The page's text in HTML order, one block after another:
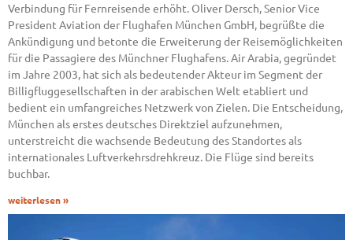
Verbindung für Fernreisende erhöht. Oliver Dersch, Senior Vice
President Aviation der Flughafen München GmbH, begrüßte die
Ankündigung und betonte die Erweiterung der Reisemöglichkeiten
für die Passagiere des Münchner Flughafens. Air Arabia, gegründet
im Jahre 2003, hat sich als bedeutender Akteur im Segment der
Billigfluggesellschaften in der arabischen Welt etabliert und
bedient ein umfangreiches Netzwerk von Zielen. Die Entscheidung,
München als erstes deutsches Direktziel aufzunehmen,
unterstreicht die wachsende Bedeutung des Standortes als
internationales Luftverkehrsdrehkreuz. Die Flüge sind bereits
buchbar.
weiterlesen »